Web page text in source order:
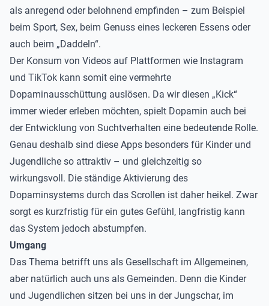
als anregend oder belohnend empfinden – zum Beispiel
beim Sport, Sex, beim Genuss eines leckeren Essens oder
auch beim „Daddeln“.
Der Konsum von Videos auf Plattformen wie Instagram
und TikTok kann somit eine vermehrte
Dopaminausschüttung auslösen. Da wir diesen „Kick“
immer wieder erleben möchten, spielt Dopamin auch bei
der Entwicklung von Suchtverhalten eine bedeutende Rolle.
Genau deshalb sind diese Apps besonders für Kinder und
Jugendliche so attraktiv – und gleichzeitig so
wirkungsvoll. Die ständige Aktivierung des
Dopaminsystems durch das Scrollen ist daher heikel. Zwar
sorgt es kurzfristig für ein gutes Gefühl, langfristig kann
das System jedoch abstumpfen.
Umgang
Das Thema betrifft uns als Gesellschaft im Allgemeinen,
aber natürlich auch uns als Gemeinden. Denn die Kinder
und Jugendlichen sitzen bei uns in der Jungschar, im